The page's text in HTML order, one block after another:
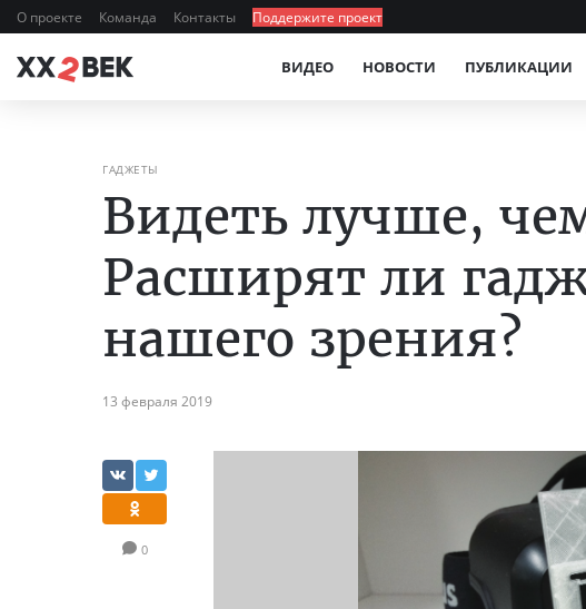
О проекте Команда Контакты Поддержите проект
ВИДЕО НОВОСТИ ПУБЛИКАЦИИ
ГАДЖЕТЫ
Видеть лучше,
Расширят ли
нашего зрения?
13 февраля 2019
0